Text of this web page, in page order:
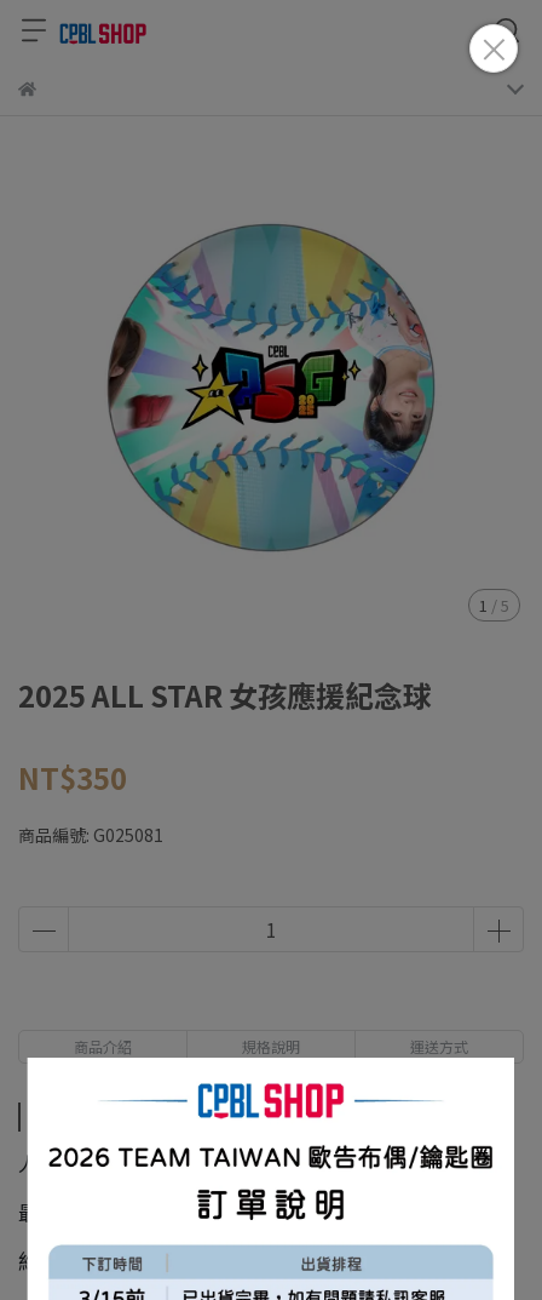
1 /5
2025 ALL STAR 女孩應援紀念球
NT$350
商品編號: G025081
商品介紹 規格說明 運送方式
人氣熱門商品年末盤點後庫存釋出！🤩
最後一波，售完不補🔥
約3-6個工作日出貨